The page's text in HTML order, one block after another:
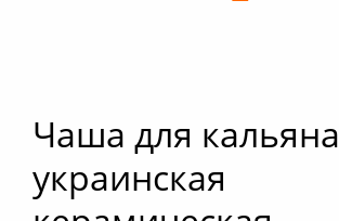
Чаша для кальяна
украинская